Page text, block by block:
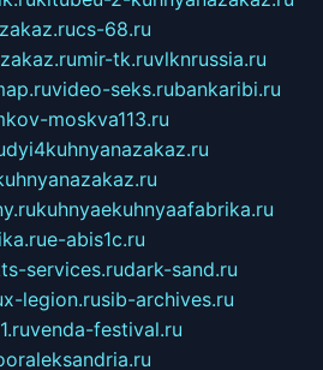
cs-68.ru
mir-tk.ruvlknrussia.ru
video-seks.rubankaribi.ru
moskva113.ru
kuhnyaekuhnyaafabrika.ru
e-abis1c.ru
services.rudark-sand.ru
x-legion.rusib-archives.ru
venda-festival.ru